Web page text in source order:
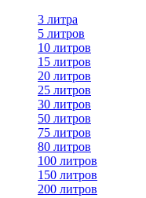
3 литра
5 литров
10 литров
15 литров
20 литров
25 литров
30 литров
50 литров
75 литров
80 литров
100 литров
150 литров
200 литров